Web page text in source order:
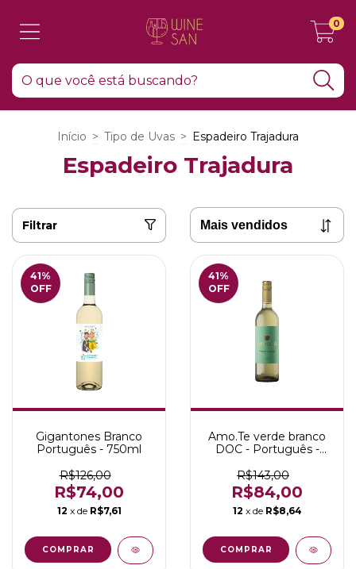
0
Início > Tipo de Uvas > Espadeiro Trajadura
Espadeiro Trajadura
Filtrar
41%
OFF
Gigantones Branco
Português - 750ml
R$126,00
R$74,00
12 x de R$7,61
41%
OFF
Amo.Te verde branco
DOC - Português -
R$143,00
R$84,00
12 x de R$8,64